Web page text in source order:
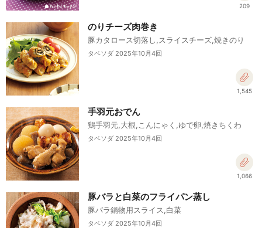
209
のりチーズ肉巻き
豚カタロース切落し,スライスチーズ,焼きのり
タベソダ 2025年10月4回
1,545
手羽元おでん
鶏手羽元,大根,こんにゃく,ゆで卵,焼きちくわ
タベソダ 2025年10月4回
1,066
豚バラと白菜のフライパン蒸し
豚バラ鍋物用スライス,白菜
タベソダ 2025年10月4回